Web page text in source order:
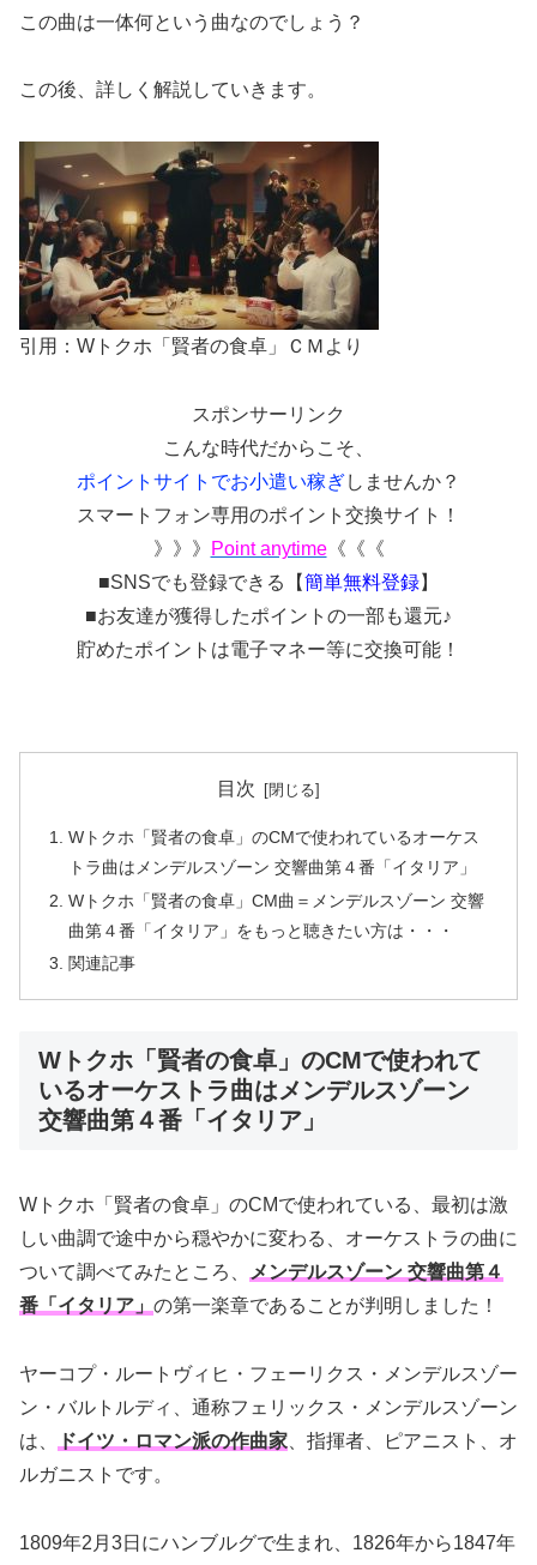
この曲は一体何という曲なのでしょう？
この後、詳しく解説していきます。
引用：Wトクホ「賢者の食卓」ＣＭより
スポンサーリンク
こんな時代だからこそ、
ポイントサイトでお小遣い稼ぎしませんか？
スマートフォン専用のポイント交換サイト！
》》》
Point anytime《《《
■SNSでも登録できる【簡単無料登録】
■お友達が獲得したポイントの一部も還元♪
貯めたポイントは電子マネー等に交換可能！
目次
Wトクホ「賢者の食卓」のCMで使われているオーケス
トラ曲はメンデルスゾーン 交響曲第４番「イタリア」
Wトクホ「賢者の食卓」CM曲＝メンデルスゾーン 交響
曲第４番「イタリア」をもっと聴きたい方は・・・
関連記事
Wトクホ「賢者の食卓」のCMで使われて
いるオーケストラ曲はメンデルスゾーン
交響曲第４番「イタリア」
Wトクホ「賢者の食卓」のCMで使われている、最初は激
しい曲調で途中から穏やかに変わる、オーケストラの曲に
ついて調べてみたところ、 メンデルスゾーン 交響曲第４
番「イタリア」の第一楽章であることが判明しました！
ヤーコプ・ルートヴィヒ・フェーリクス・メンデルスゾー
ン・バルトルディ、通称フェリックス・メンデルスゾーン
は、
ドイツ・ロマン派の作曲家 、指揮者、ピアニスト、オ
ルガニストです。
1809年2月3日にハンブルグで生まれ、1826年から1847年